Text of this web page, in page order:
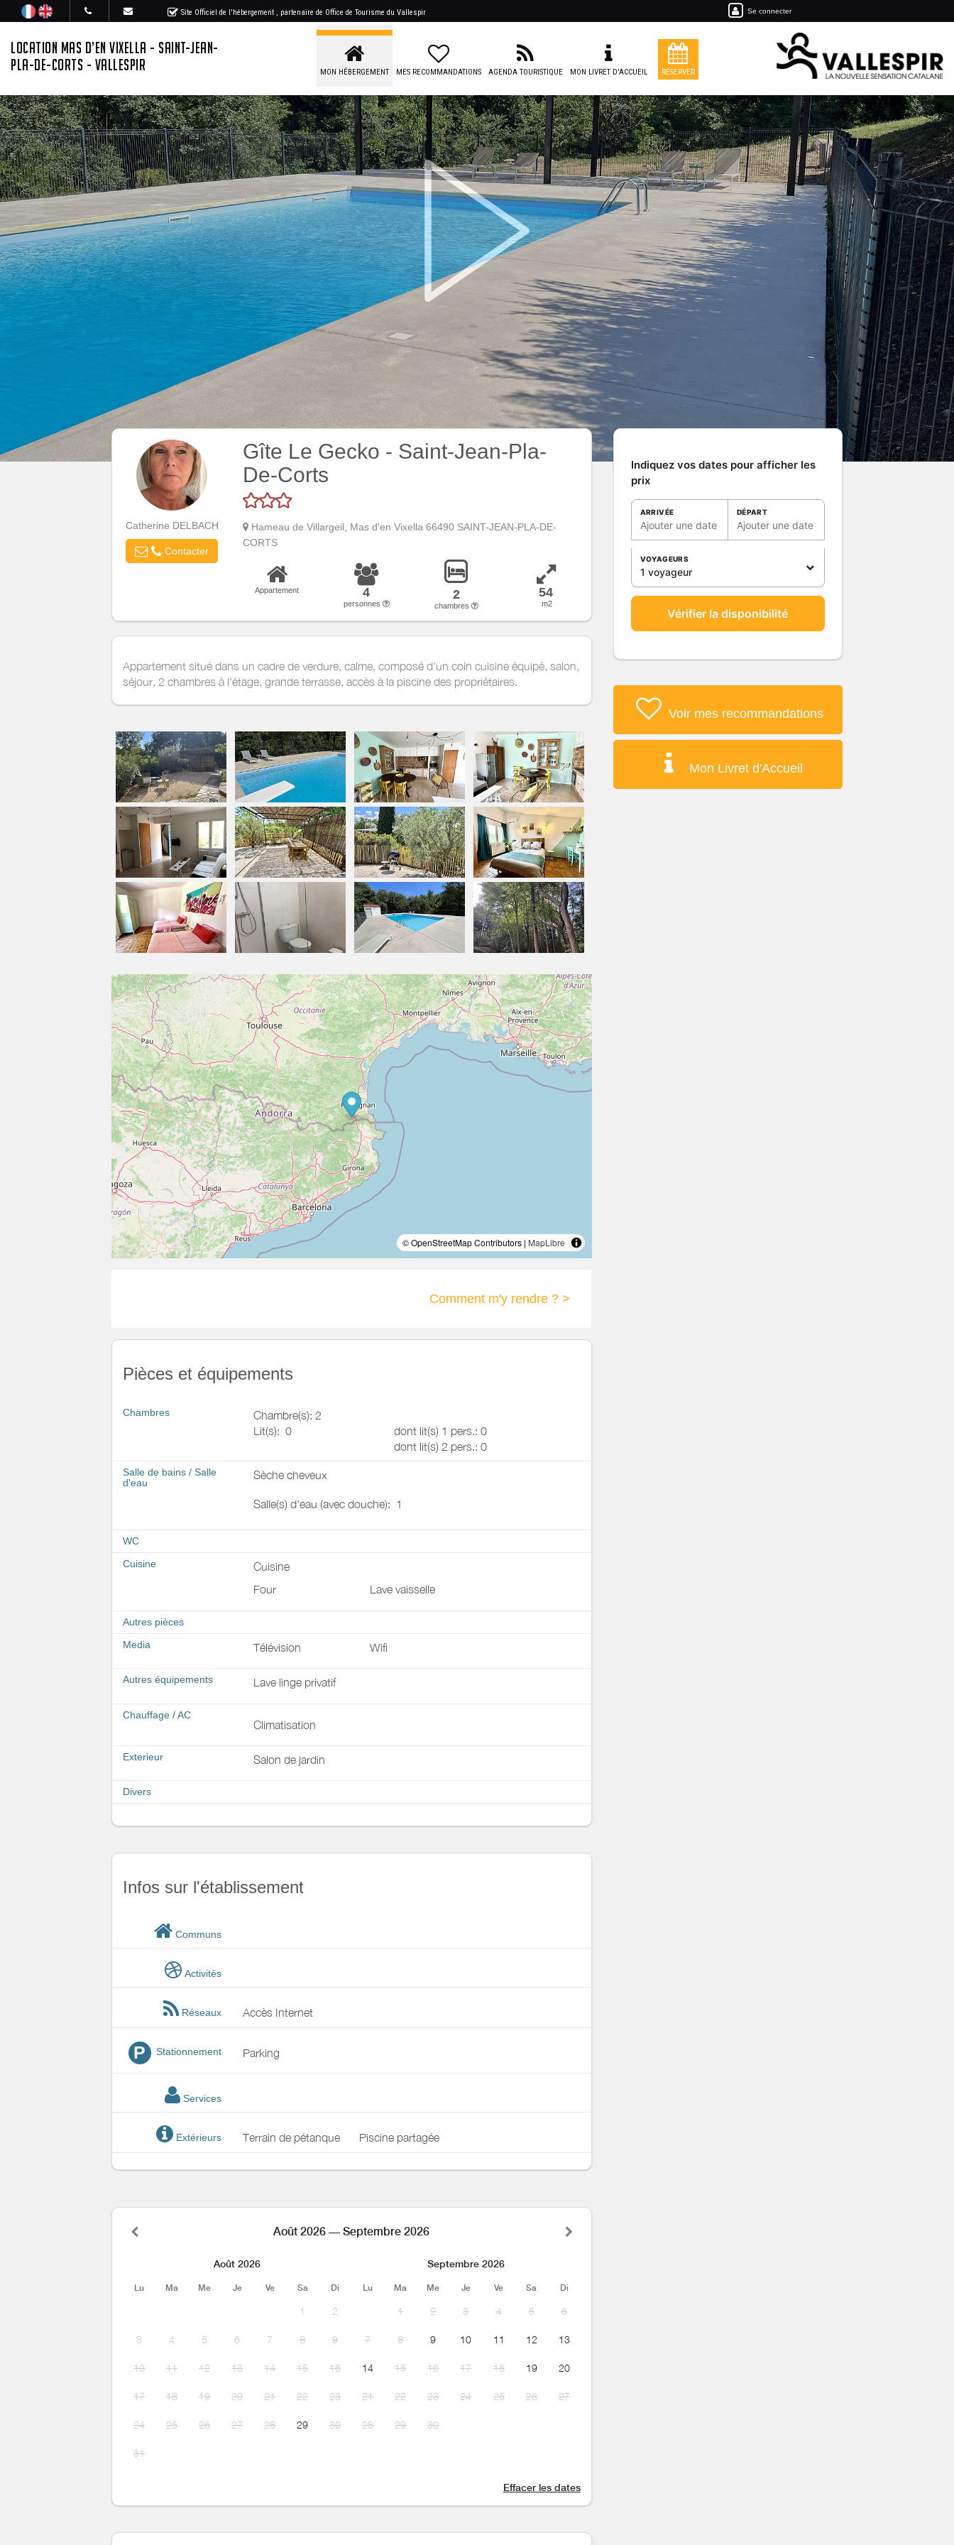
Site Officiel de l'hébergement , partenaire de Office de Tourisme du Vallespir Se connecter
LOCATION MAS D’EN VIXELLA - SAINT-JEAN-
PLA-DE-CORTS - VALLESPIR
MON HÉBERGEMENT MES RECOMMANDATIONS AGENDA TOURISTIQUE MON LIVRET D'ACCUEIL RÉSERVER
Catherine DELBACH
Contacter
Gîte Le Gecko - Saint-Jean-Pla-
De-Corts
Hameau de Villargeil, Mas d'en Vixella 66490 SAINT-JEAN-PLA-DE-
CORTS
Appartement 4
personnes
2
chambres
54
m2
Appartement situé dans un cadre de verdure, calme, composé d'un coin cuisine équipé, salon,
séjour, 2 chambres à l'étage, grande terrasse, accès à la piscine des propriétaires.
© OpenStreetMap Contributors | MapLibre
Comment m'y rendre ? >
Pièces et équipements
Chambres
Chambre(s): 2
Lit(s): 0
dont lit(s) 1 pers.: 0
dont lit(s) 2 pers.: 0
Salle de bains / Salle
d'eau
Sèche cheveux
Salle(s) d'eau (avec douche): 1
WC
Cuisine
Cuisine
Four
Lave vaisselle
Autres pièces
Media
Télévision Wifi
Autres équipements Lave linge privatif
Chauffage / AC
Climatisation
Exterieur Salon de jardin
Divers
Infos sur l'établissement
Communs
Activités
Réseaux Accès Internet
P Stationnement Parking
Services
Extérieurs Terrain de pétanque Piscine partagée
Août 2026 — Septembre 2026
Août 2026
Lu Ma Me Je Ve Sa Di
1 2
3 4 5 6 7 8 9
10 11 12 13 14 15 16
17 18 19 20 21 22 23
24 25 26 27 28 29 30
31
Septembre 2026
Lu Ma Me Je Ve Sa Di
1 2 3 4 5 6
7 8 9 10 11 12 13
14 15 16 17 18 19 20
21 22 23 24 25 26 27
28 29 30
Effacer les dates
Indiquez vos dates pour afficher les
prix
ARRIVÉE
Ajouter une date
DÉPART
Ajouter une date
VOYAGEURS
1 voyageur
Vérifier la disponibilité
Voir mes recommandations
Mon Livret d'Accueil